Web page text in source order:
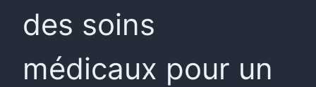
des soins
médicaux pour un